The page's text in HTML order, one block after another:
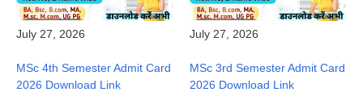
July 27, 2026
MSc 4th Semester Admit Card
2026 Download Link
July 27, 2026
MSc 3rd Semester Admit Card
2026 Download Link